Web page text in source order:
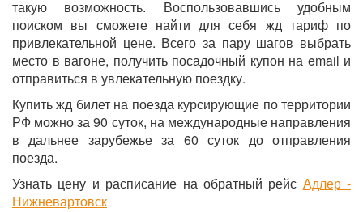
такую возможность. Воспользовавшись удобным
поиском вы сможете найти для себя жд тариф по
привлекательной цене. Всего за пару шагов выбрать
место в вагоне, получить посадочный купон на email и
отправиться в увлекательную поездку.
Купить жд билет на поезда курсирующие по территории
РФ можно за 90 суток, на международные направления
в дальнее зарубежье за 60 суток до отправления
поезда.
Узнать цену и расписание на обратный рейс Адлер -
Нижневартовск